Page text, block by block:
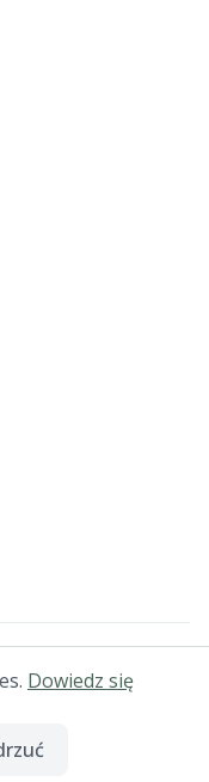
zastrzeżone.
• Jak nazwać
Dowiedz się